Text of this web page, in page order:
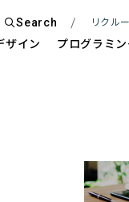
ザイン プログラミ
Search リクル